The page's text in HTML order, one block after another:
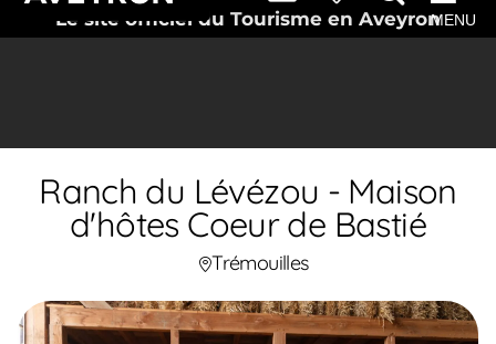
Le site officiel du Tourisme en AveyronMENU
Ranch du Lévézou - Maison
d'hôtes Coeur de Bastié
Trémouilles